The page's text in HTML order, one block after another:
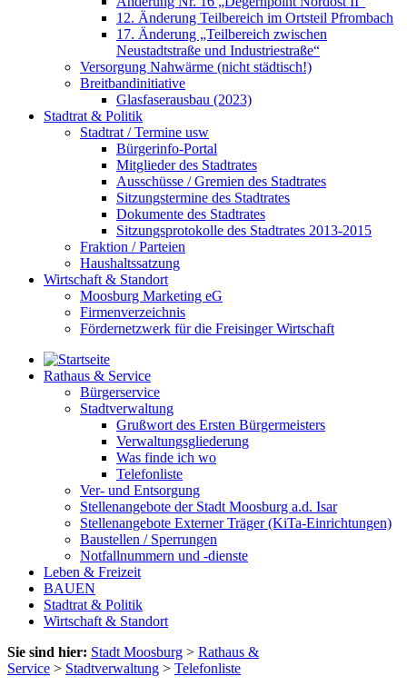
12. Änderung Teilbereich im Ortsteil Pfrombach
17. Änderung „Teilbereich zwischen
Neustadtstraße und Industriestraße“
Versorgung Nahwärme (nicht städtisch!)
Breitbandinitiative
Glasfaserausbau (2023)
Stadtrat & Politik
Stadtrat / Termine usw
Bürgerinfo-Portal
Mitglieder des Stadtrates
Ausschüsse / Gremien des Stadtrates
Sitzungstermine des Stadtrates
Dokumente des Stadtrates
Sitzungsprotokolle des Stadtrates 2013-2015
Fraktion / Parteien
Haushaltssatzung
Wirtschaft & Standort
Moosburg Marketing eG
Firmenverzeichnis
Fördernetzwerk für die Freisinger Wirtschaft
Rathaus & Service
Bürgerservice
Stadtverwaltung
Grußwort des Ersten Bürgermeisters
Verwaltungsgliederung
Was finde ich wo
Telefonliste
Ver- und Entsorgung
Stellenangebote der Stadt Moosburg a.d. Isar
Stellenangebote Externer Träger (KiTa-Einrichtungen)
Baustellen / Sperrungen
Notfallnummern und -dienste
Leben & Freizeit
BAUEN
Stadtrat & Politik
Wirtschaft & Standort
Sie sind hier: Stadt Moosburg > Rathaus &
Service > Stadtverwaltung > Telefonliste